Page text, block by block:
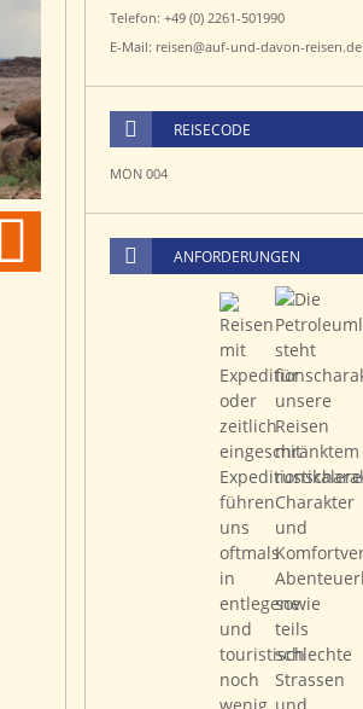
Telefon: +49 (0) 2261-501990
E-Mail: reisen@auf-und-davon-reisen.de
REISECODE
MON 004
ANFORDERUNGEN